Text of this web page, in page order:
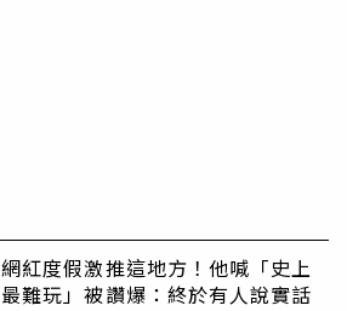
網紅度假激推這地方！他喊「史上
最難玩」被讚爆：終於有人說實話